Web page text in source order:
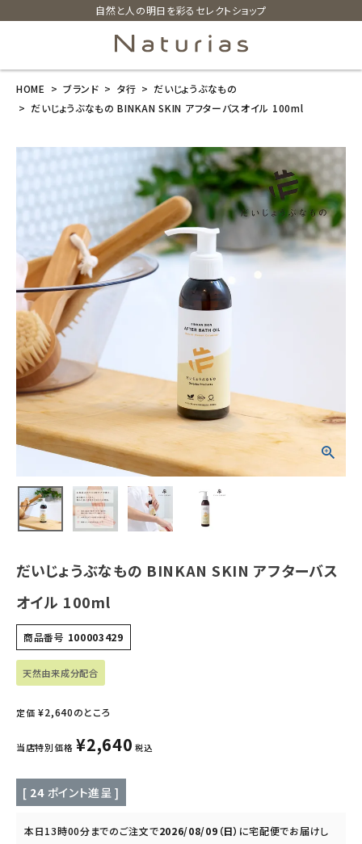
自然と人の明日を彩るセレクトショップ
search
だいじょうぶな
もの BINKAN
SKIN アフター
バスオイル 10
0ml
¥2,640 (税込)
ホーム
新商品
カテゴリーから探す
美容・コスメ・香水
衛生用品
日用品雑貨
フェムケア
キッチン用品
HOME ブランド タ行
だいじょうぶなもの
だいじょうぶなもの BINKAN SKIN アフターバスオイル 100ml
だいじょうぶなもの BINKAN SKIN アフターバス
オイル 100ml
商品番号 100003429
天然由来成分配合
定価 ¥2,640のところ
当店特別価格 ¥2,640 税込
[ 24 ポイント進呈 ]
本日13時00分までのご注文で2026/08/09（日） に宅配便でお届けし